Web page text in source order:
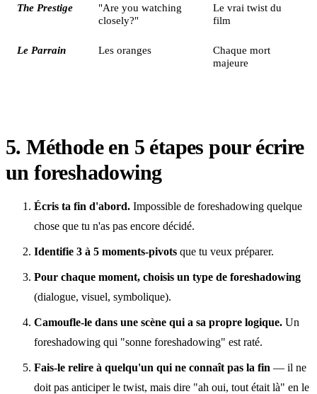
The Prestige
"Are you watching
closely?"
Le vrai twist du
film
Le Parrain Les oranges
Chaque mort
majeure
5. Méthode en 5 étapes pour écrire
un foreshadowing
Écris ta fin d'abord. Impossible de foreshadowing quelque
chose que tu n'as pas encore décidé.
Identifie 3 à 5 moments-pivots que tu veux préparer.
Pour chaque moment, choisis un type de foreshadowing
(dialogue, visuel, symbolique).
Camoufle-le dans une scène qui a sa propre logique. Un
foreshadowing qui "sonne foreshadowing" est raté.
Fais-le relire à quelqu'un qui ne connaît pas la fin — il ne
doit pas anticiper le twist, mais dire "ah oui, tout était là" en le